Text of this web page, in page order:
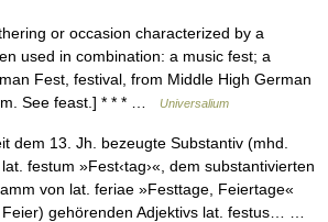
or occasion characterized by a
used in combination: a music fest; a
Fest, festival, from Middle High German
See feast.] * * * …
Universalium
dem 13. Jh. bezeugte Substantiv (mhd.
festum »Fest‹tag›«, dem substantivierten
von lat. feriae »Festtage, Feiertage«
Feier) gehörenden Adjektivs lat. festus… …